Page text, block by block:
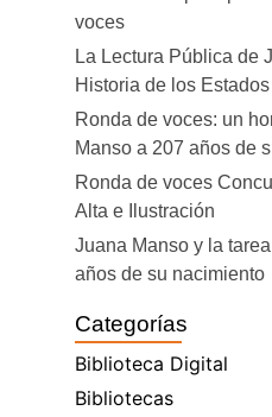
voces
La Lectura Pública de
Historia de los
Ronda de voces: un
Manso a 207 años de
Ronda de voces
Alta e Ilustración
Juana Manso y la
años de su nacimiento
Categorías
Biblioteca Digital
Bibliotecas